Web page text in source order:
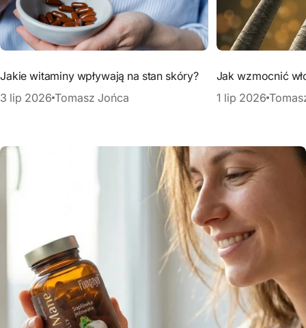
Jakie witaminy wpływają na stan skóry?
3 lip 2026 Tomasz Jońca
Jak wzmocnić
1 lip 2026